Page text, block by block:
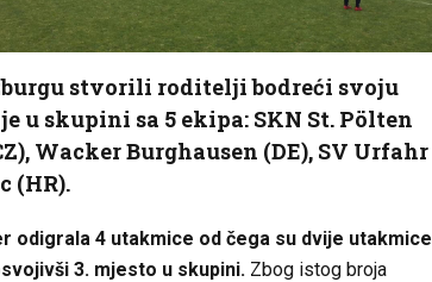
stvorili roditelji bodreći svoju
u skupini sa 5 ekipa: SKN St. Pölten
Wacker Burghausen (DE), SV Urfahr
(HR).
odigrala 4 utakmice od čega su dvije utakmice
3. mjesto u skupini. Zbog istog broja